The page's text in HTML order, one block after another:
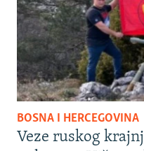
BOSNA I HERCEGOVINA
Veze ruskog